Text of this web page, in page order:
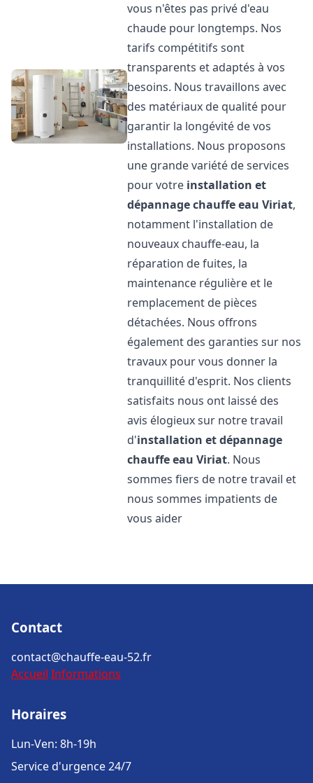
vous n'êtes pas privé d'eau
chaude pour longtemps. Nos
tarifs compétitifs sont
transparents et adaptés à vos
besoins. Nous travaillons avec
des matériaux de qualité pour
garantir la longévité de vos
installations. Nous proposons
une grande variété de services
pour votre installation et
dépannage chauffe eau Viriat,
notamment l'installation de
nouveaux chauffe-eau, la
réparation de fuites, la
maintenance régulière et le
remplacement de pièces
détachées. Nous offrons
également des garanties sur nos
travaux pour vous donner la
tranquillité d'esprit. Nos clients
satisfaits nous ont laissé des
avis élogieux sur notre travail
d'installation et dépannage
chauffe eau Viriat. Nous
sommes fiers de notre travail et
nous sommes impatients de
vous aider
Contact
contact@chauffe-eau-52.fr
Accueil Informations
Horaires
Lun-Ven: 8h-19h
Service d'urgence 24/7